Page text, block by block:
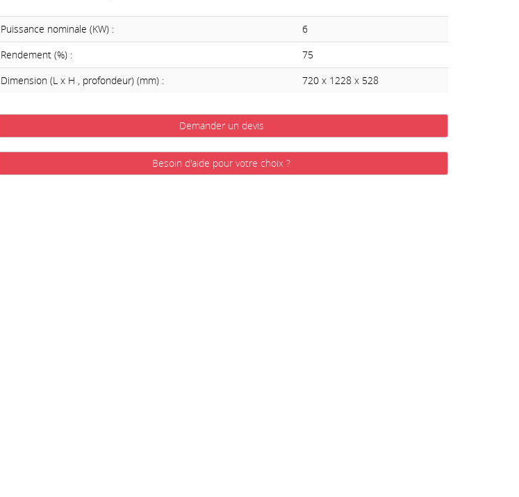
Puissance nominale (KW) :
6
Rendement (%) :
75
Dimension (L x H , profondeur) (mm) :
720 x 1228 x 528
Demander un devis
Besoin d'aide pour votre choix ?